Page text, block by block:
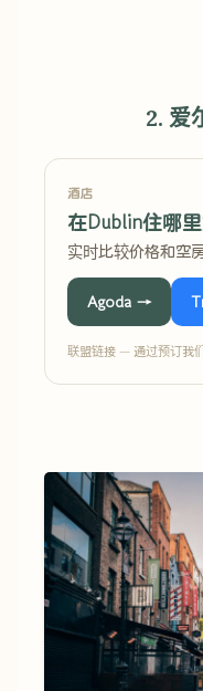
2. 爱
酒店
在Dublin住哪
实时比较价格和空
Agoda →
联盟链接 — 通过预订我